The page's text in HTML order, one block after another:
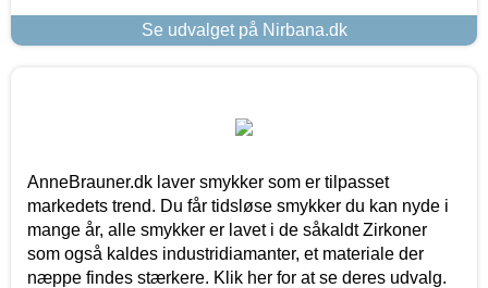
Se udvalget på Nirbana.dk
AnneBrauner.dk laver smykker som er tilpasset
markedets trend. Du får tidsløse smykker du kan nyde i
mange år, alle smykker er lavet i de såkaldt Zirkoner
som også kaldes industridiamanter, et materiale der
næppe findes stærkere. Klik her for at se deres udvalg.